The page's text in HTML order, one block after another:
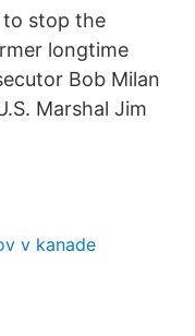
to stop the
longtime
Bob Milan
Marshal Jim
v kanade